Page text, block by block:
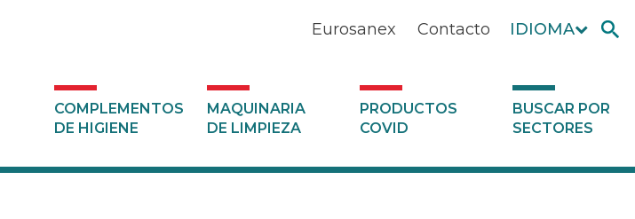
IDIOMA
Contacto
Eurosanex
COMPLEMENTOS
DE HIGIENE
MAQUINARIA
DE LIMPIEZA
PRODUCTOS
COVID
BUSCAR POR
SECTORES